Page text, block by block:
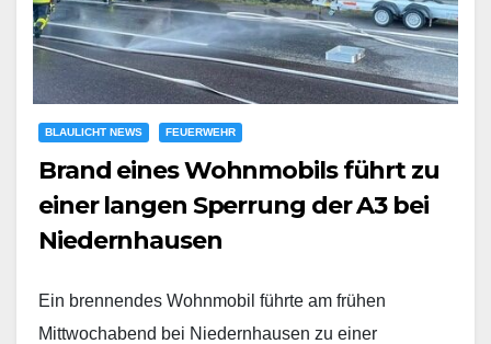
BLAULICHT NEWS FEUERWEHR
Brand eines Wohnmobils führt zu
einer langen Sperrung der A3 bei
Niedernhausen
Ein brennendes Wohnmobil führte am frühen
Mittwochabend bei Niedernhausen zu einer